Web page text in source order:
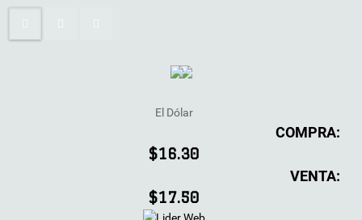
El Dólar
COMPRA:
$16.30
VENTA:
$17.50